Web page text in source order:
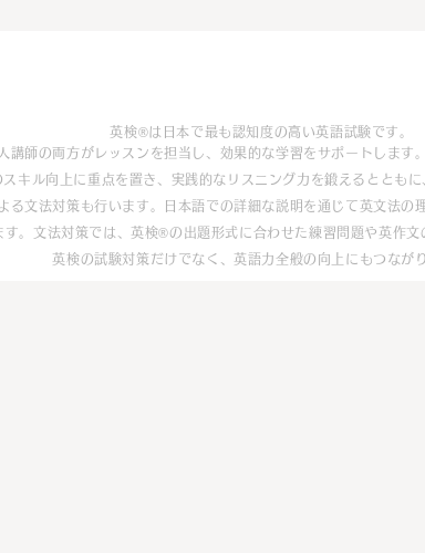
英検®は日本で最も認知度の高い英語試験です。
講師の両方がレッスンを担当し、効果的な学習をサポートします
スキル向上に重点を置き、実践的なリスニング力を鍛えるとともに
る文法対策も行います。日本語での詳細な説明を通じて英文法の
す。文法対策では、英検®の出題形式に合わせた練習問題や英作文
英検の試験対策だけでなく、英語力全般の向上にもつなが